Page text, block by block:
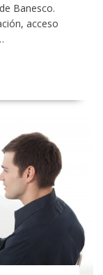
Banesco.
acceso